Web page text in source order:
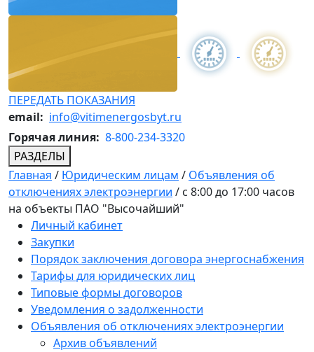
ПЕРЕДАТЬ ПОКАЗАНИЯ
email: info@vitimenergosbyt.ru
Горячая линия: 8-800-234-3320
РАЗДЕЛЫ
Главная / Юридическим лицам / Объявления об
отключениях электроэнергии / с 8:00 до 17:00 часов
на объекты ПАО "Высочайший"
Личный кабинет
Закупки
Порядок заключения договора энергоснабжения
Тарифы для юридических лиц
Типовые формы договоров
Уведомления о задолженности
Объявления об отключениях электроэнергии
Архив объявлений